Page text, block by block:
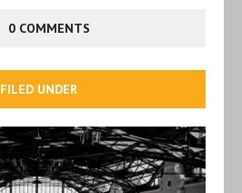
0 COMMENTS
FILED UNDER